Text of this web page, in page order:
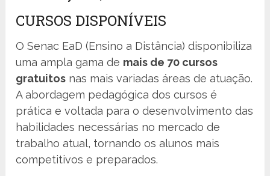
CURSOS DISPONÍVEIS
O Senac EaD (Ensino a Distância) disponibiliza
uma ampla gama de mais de 70 cursos
gratuitos nas mais variadas áreas de atuação.
A abordagem pedagógica dos cursos é
prática e voltada para o desenvolvimento das
habilidades necessárias no mercado de
trabalho atual, tornando os alunos mais
competitivos e preparados.